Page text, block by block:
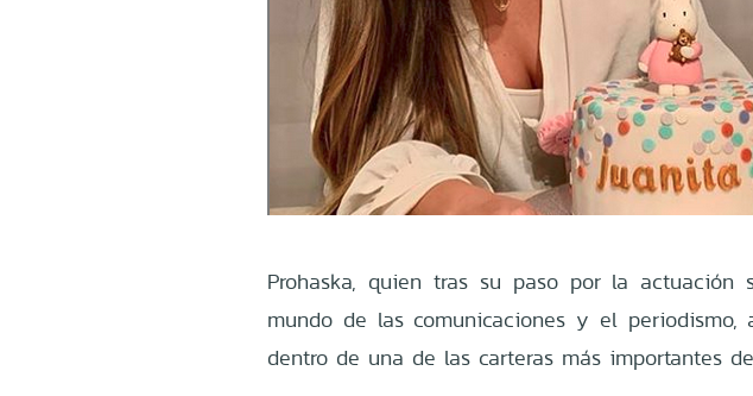
Prohaska, quien tras su paso por la actuación
mundo de las comunicaciones y el periodismo,
dentro de una de las carteras más importantes